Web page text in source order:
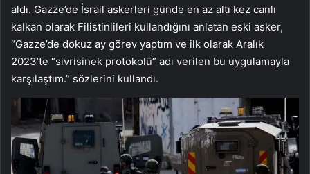
aldı. Gazze’de İsrail askerleri günde en az altı kez canlı
kalkan olarak Filistinlileri kullandığını anlatan eski asker,
“Gazze’de dokuz ay görev yaptım ve ilk olarak Aralık
2023’te “sivrisinek protokolü” adı verilen bu uygulamayla
karşılaştım.” sözlerini kullandı.